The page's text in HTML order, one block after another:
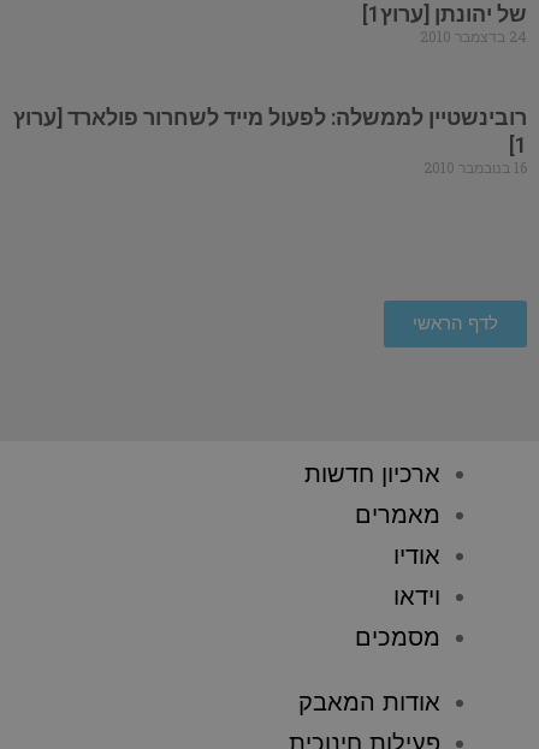
של יהונתן [ערוץ1]
24 בדצמבר 2010
רובינשטיין לממשלה: לפעול מייד לשחרור פולארד [ערוץ
1]
16 בנובמבר 2010
לדף הראשי
ארכיון חדשות
מאמרים
אודיו
וידאו
מסמכים
אודות המאבק
פעילות חינוכית